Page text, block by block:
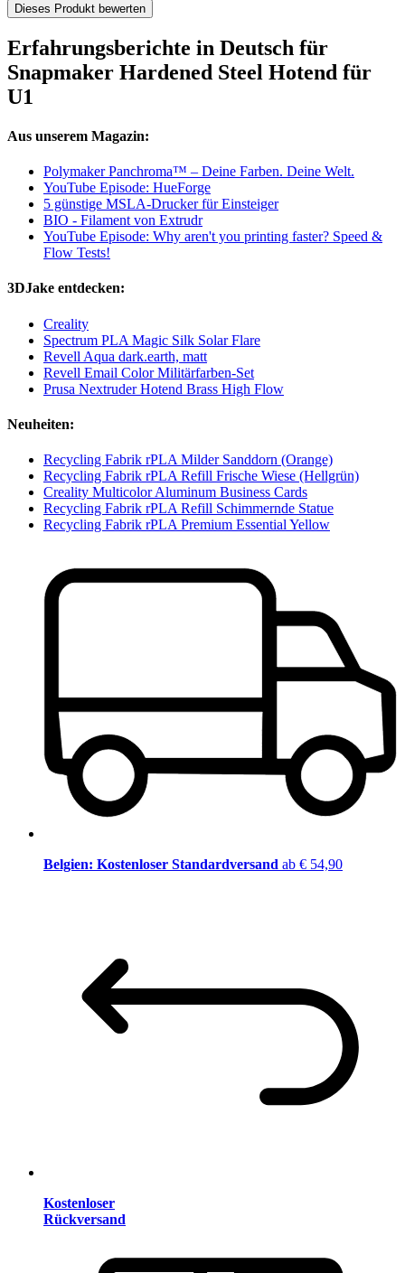
Dieses Produkt bewerten
Erfahrungsberichte in Deutsch für
Snapmaker Hardened Steel Hotend für
U1
Aus unserem Magazin:
Polymaker Panchroma™ – Deine Farben. Deine Welt.
YouTube Episode: HueForge
5 günstige MSLA-Drucker für Einsteiger
BIO - Filament von Extrudr
YouTube Episode: Why aren't you printing faster? Speed &
Flow Tests!
3DJake entdecken:
Creality
Spectrum PLA Magic Silk Solar Flare
Revell Aqua dark.earth, matt
Revell Email Color Militärfarben-Set
Prusa Nextruder Hotend Brass High Flow
Neuheiten:
Recycling Fabrik rPLA Milder Sanddorn (Orange)
Recycling Fabrik rPLA Refill Frische Wiese (Hellgrün)
Creality Multicolor Aluminum Business Cards
Recycling Fabrik rPLA Refill Schimmernde Statue
Recycling Fabrik rPLA Premium Essential Yellow
Belgien: Kostenloser Standardversand ab € 54,90
Kostenloser
Rückversand